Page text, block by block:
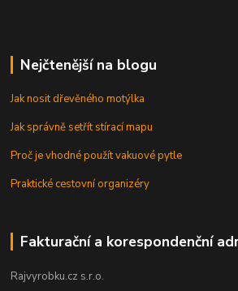
Nejčtenější na blogu
Jak nosit dřevěného motýlka
Jak správně setřít stírací mapu
Proč je vhodné použít vakuové pytle
Praktické cestovní organizéry
Fakturační a korespondenční
Rajvyrobku.cz s.r.o.